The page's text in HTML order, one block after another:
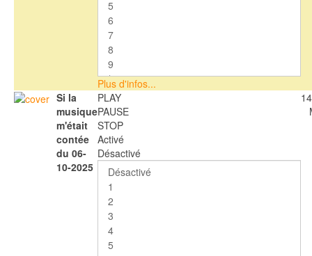
Plus d'infos...
Si la
musique
m'était
contée
du 06-
10-2025
PLAY
PAUSE
STOP
Activé
Désactivé